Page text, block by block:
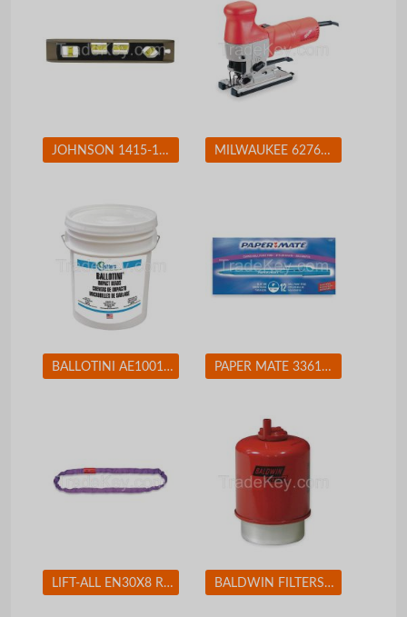
JOHNSON 1415-1200 Magnetic Torpedo Level, 12 In, 4 Vials MILWAUKEE 627621 Jigsaw 4-Pos Orbital Cutting 500-3000spm
BALLOTINI AE100170 Blast Media Glass Beads Fine PAPER MATE 3361131 Ballpoint Pen, Stick, Fine, Blue, PK 12
LIFT-ALL EN30X8 Round Sling Endless 8 ft. 2600 lb. BALDWIN FILTERS BF7681D Fuel Filter 5-7/32 x 3-9/32 x 5-7/32 In BALDWIN FILTERS BF7681D